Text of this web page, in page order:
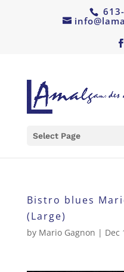
Select Page
Bistro blues
(Large)
by Mario Gagnon | Dec